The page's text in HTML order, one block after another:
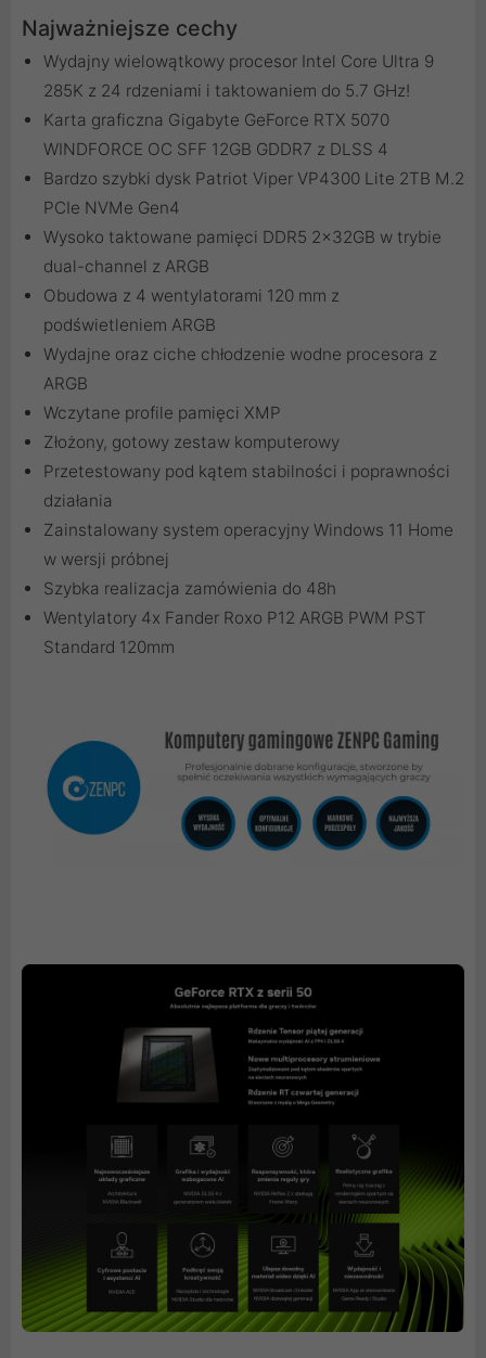
Najważniejsze cechy
Wydajny wielowątkowy procesor Intel Core Ultra 9
285K z 24 rdzeniami i taktowaniem do 5.7 GHz!
Karta graficzna Gigabyte GeForce RTX 5070
WINDFORCE OC SFF 12GB GDDR7 z DLSS 4
Bardzo szybki dysk Patriot Viper VP4300 Lite 2TB M.2
PCIe NVMe Gen4
Wysoko taktowane pamięci DDR5 2x32GB w trybie
dual-channel z ARGB
Obudowa z 4 wentylatorami 120 mm z
podświetleniem ARGB
Wydajne oraz ciche chłodzenie wodne procesora z
ARGB
Wczytane profile pamięci XMP
Złożony, gotowy zestaw komputerowy
Przetestowany pod kątem stabilności i poprawności
działania
Zainstalowany system operacyjny Windows 11 Home
w wersji próbnej
Szybka realizacja zamówienia do 48h
Wentylatory 4x Fander Roxo P12 ARGB PWM PST
Standard 120mm